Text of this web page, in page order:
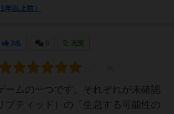
年以上前）
2名 充実
ームの一つです。それぞれが未確認
プティッド）の「生息する可能性の